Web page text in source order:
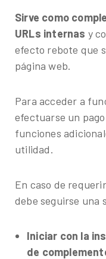
Sirve como
URLs internas y
efecto rebote que
página web.
Para acceder a
efectuarse un
funciones
utilidad.
En caso de
debe seguirse una
Iniciar con la
de